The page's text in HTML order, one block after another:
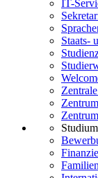
IT-
Staats-
Studium